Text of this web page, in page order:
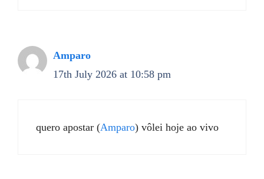
Amparo
17th July 2026 at 10:58 pm
quero apostar (Amparo) vôlei hoje ao vivo